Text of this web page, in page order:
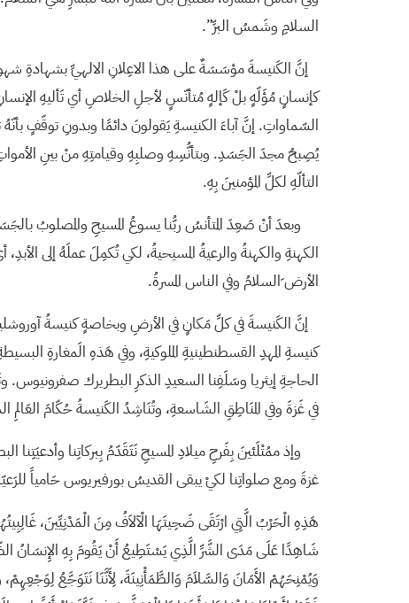
السلامِ وشَمسُ البرِّ”.
إنَّ الكَنيسةَ مؤسَسَةٌ على هذا الاعِلانِ الالهيِّ بشهادةِ
السّماواتِ. إنَّ آباءَ الكنيسةِ يَقولونَ دائمًا وبدونِ توقّفٍ
يُصِبحُ مجدَ الجَسَدِ. وبتأنُّسِهِ وصلبِهِ وقيامتِهِ منْ بينِ
التألّهِ لكلِّ المؤمنينَ بِهِ.
وبعدَ أنْ صَعِدَ المتأنسُ ربُّنا يسوعُ المسيحِ والمصلوبُ
الكهنةِ والكهنةُ والرعيةُ المسيحيةُ، لكي تُكمِلَ عملَهُ إلى
الأرض ِالسلامُ وفي الناس المسرةُ.
إنَّ الكَنيسةَ في كلِّ مَكانٍ في الأرضِ وبخاصةٍ كنيسةُ
كنيسةِ المهدِ القسطنطينيةِ الملوكيةِ، وفي هَذهِ الَمغارةِ
الحاجةِ إيثريا وسَلَفِنا السعيدِ الذكرِ البطريرك
في غَزةَ وفي المنَاطِقِ الشَاسعةِ، وتُنَاشِدُ الكَنيسةُ حُكّامَ
غزةَ ومع صلواتِنا لكيْ يبقى القديسُ بورفيريوس حَامياً
هَذِهِ الْحَرْبُ الَّتِي ارْتَقَى ضَحِيتَهَا الْآلاَفُ مِنَ الْمَدْنِيِّينَ،
شَاهِدًا عَلَى مَدَى الشَّرِّ الَّذِي يَسْتَطِيعُ أَنْ يَقُومَ بِهِ الإِنسَانُ
وَيُمْنِحَهُمْ الأَمَانَ وَالسَّلاَمَ وَالطَّمَأْنِينَةَ، لِأَنَّنَا نَتَوَجَّعُ